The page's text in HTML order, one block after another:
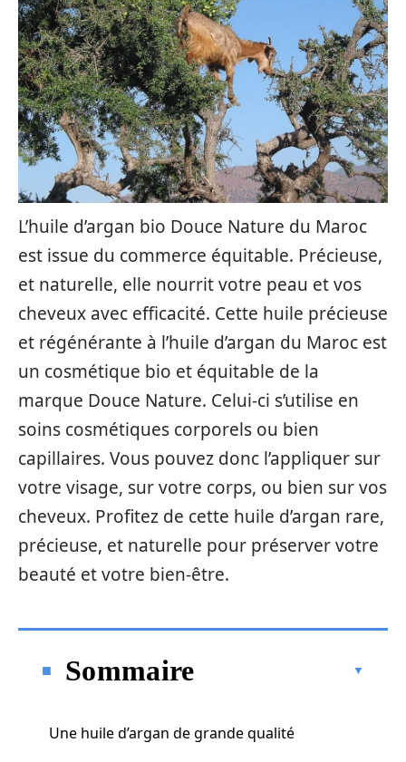
L’huile d’argan bio Douce Nature du Maroc
est issue du commerce équitable. Précieuse,
et naturelle, elle nourrit votre peau et vos
cheveux avec efficacité. Cette huile précieuse
et régénérante à l’huile d’argan du Maroc est
un cosmétique bio et équitable de la
marque Douce Nature. Celui-ci s’utilise en
soins cosmétiques corporels ou bien
capillaires. Vous pouvez donc l’appliquer sur
votre visage, sur votre corps, ou bien sur vos
cheveux. Profitez de cette huile d’argan rare,
précieuse, et naturelle pour préserver votre
beauté et votre bien-être.
Sommaire
Une huile d’argan de grande qualité